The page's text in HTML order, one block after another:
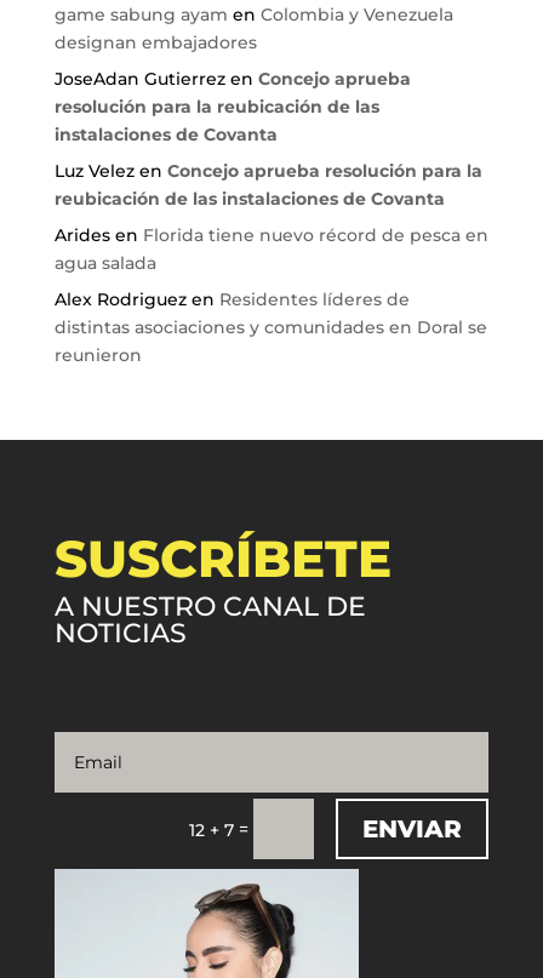
game sabung ayam en Colombia y Venezuela
designan embajadores
JoseAdan Gutierrezen Concejo aprueba
resolución para la reubicación de las
instalaciones de Covanta
Luz Velezen Concejo aprueba resolución para la
reubicación de las instalaciones de Covanta
Aridesen Florida tiene nuevo récord de pesca en
agua salada
Alex Rodriguezen Residentes líderes de
distintas asociaciones y comunidades en Doral se
reunieron
SUSCRÍBETE
A NUESTRO CANAL DE
NOTICIAS
12 + 7 = ENVIAR